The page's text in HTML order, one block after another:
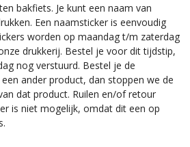
bakfiets. Je kunt een naam van
Een naamsticker is eenvoudig
worden op maandag t/m zaterdag
drukkerij. Bestel je voor dit tijdstip,
nog verstuurd. Bestel je de
ander product, dan stoppen we de
dat product. Ruilen en/of retour
is niet mogelijk, omdat dit een op